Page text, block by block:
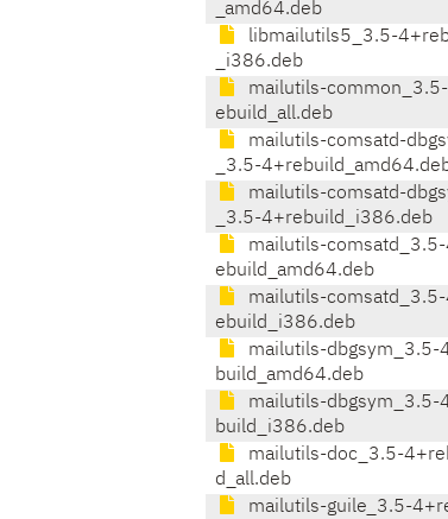
_amd64.deb
libmailutils5_3.5-
_i386.deb
mailutils-
ebuild_all.deb
mailutils-comsatd-
_3.5-
mailutils-comsatd-
_3.5-4+rebuild_i386.deb
mailutils-
ebuild_amd64.deb
mailutils-
ebuild_i386.deb
mailutils-dbgsym_3.5-
build_amd64.deb
mailutils-dbgsym_3.5-
build_i386.deb
mailutils-doc_3.5-
d_all.deb
mailutils-guile_3.5-